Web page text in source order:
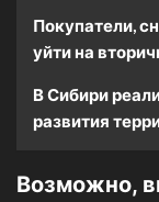
Покупатели,
уйти на
В Сибири
развития
Возможно,